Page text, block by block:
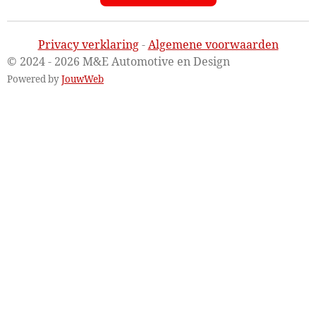
Privacy verklaring-Algemene voorwaarden
© 2024 - 2026 M&E Automotive en Design
Powered byJouwWeb